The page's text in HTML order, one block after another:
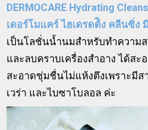
DERMOCARE Hydrating
เดอร์โมแคร์ ไฮเดรดต้ิง คลีนซิ่ง
เป็นโลชั่นน้ำนมสำหรับทำความ
และลบคราบเครื่องสำอาง ได้สะ
สะอาดชุ่มชื่นไม่แห้งตึงเพราะมีส
เวร่า และไบซาโบลอล ค่ะ